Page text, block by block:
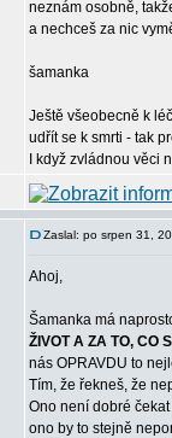
neznám osobně,
a nechceš za nic
šamanka
Ještě všeobecně k
udřít se k smrti - tak
I když zvládnou věci
Zaslal: po srpen 31,
Ahoj,
Šamanka má
ŽIVOT A ZA TO, CO
nás OPRAVDU to
Tím, že řekneš, že
Ono není dobré
ono by to stejně